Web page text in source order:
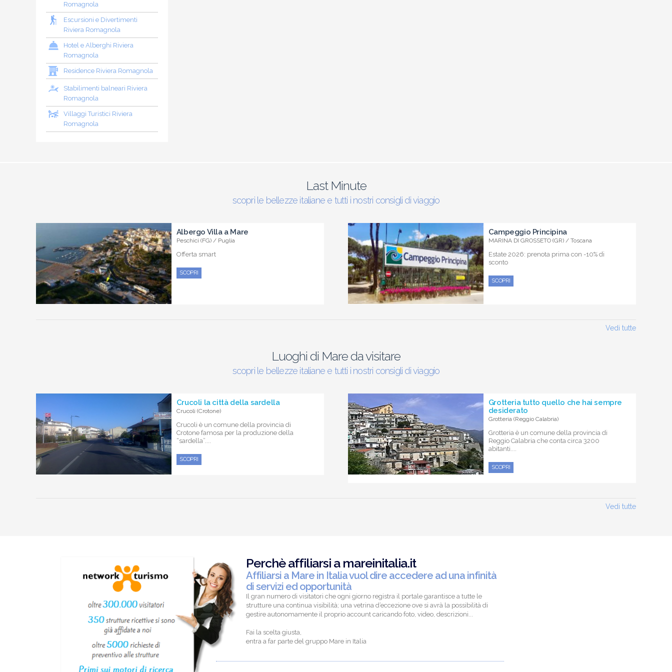
Romagnola
Escursioni e Divertimenti
Riviera Romagnola
Hotel e Alberghi Riviera
Romagnola
Residence Riviera Romagnola
Stabilimenti balneari Riviera
Romagnola
Villaggi Turistici Riviera
Romagnola
Last Minute
scopri le bellezze italiane e tutti i nostri consigli di viaggio
Albergo Villa a Mare
Peschici (FG) / Puglia
Offerta smart
SCOPRI
Campeggio Principina
MARINA DI GROSSETO (GR) / Toscana
Estate 2026: prenota prima con -10% di
sconto
SCOPRI
Vedi tutte
Luoghi di Mare da visitare
scopri le bellezze italiane e tutti i nostri consigli di viaggio
Crucoli la città della sardella
Crucoli (Crotone)
Crucoli è un comune della provincia di
Crotone famosa per la produzione della
“sardella”....
SCOPRI
Grotteria tutto quello che hai sempre
desiderato
Grotteria (Reggio Calabria)
Grotteria è un comune della provincia di
Reggio Calabria che conta circa 3200
abitanti....
SCOPRI
Vedi tutte
Perchè affiliarsi a mareinitalia.it
Affiliarsi a Mare in Italia vuol dire accedere ad una infinità
di servizi ed opportunità
Il gran numero di visitatori che ogni giorno registra il portale garantisce a tutte le
strutture una continua visibilità; una vetrina d’eccezione ove si avrà la possibilità di
gestire autonomamente il proprio account caricando foto, video, descrizioni...
Fai la scelta giusta,
entra a far parte del gruppo Mare in Italia